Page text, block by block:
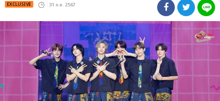
EXCLUSIVE : 31 ก.ค. 2567